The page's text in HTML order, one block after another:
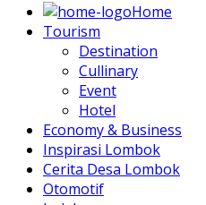
Home
Tourism
Destination
Cullinary
Event
Hotel
Economy & Business
Inspirasi Lombok
Cerita Desa Lombok
Otomotif